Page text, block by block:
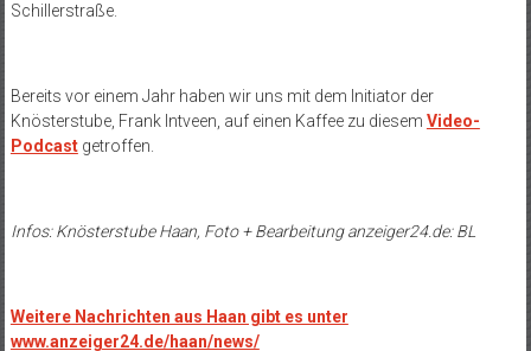
Schillerstraße.
Bereits vor einem Jahr haben wir uns mit dem Initiator der
Knösterstube, Frank Intveen, auf einen Kaffee zu diesem Video-
Podcastgetroffen.
Infos: Knösterstube Haan, Foto + Bearbeitung anzeiger24.de: BL
Weitere Nachrichten aus Haan gibt es unter
www.anzeiger24.de/haan/news/